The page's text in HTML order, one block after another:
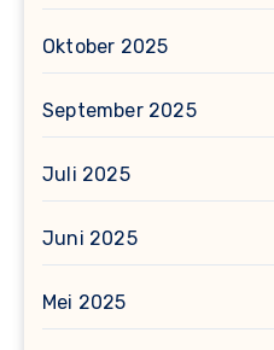
Oktober 2025
September 2025
Juli 2025
Juni 2025
Mei 2025